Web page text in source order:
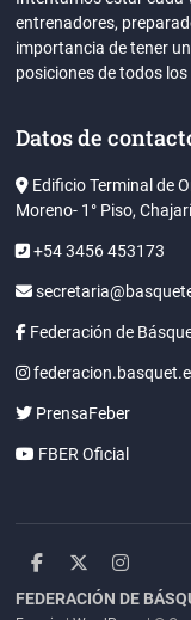
entrenadores,
importancia de tener
posiciones de todos
Datos de
Edificio Terminal de
Moreno- 1° Piso,
+54 3456 453173
Federación de
PrensaFeber
FBER Oficial
facebook
twitter
FEDERACIÓN DE